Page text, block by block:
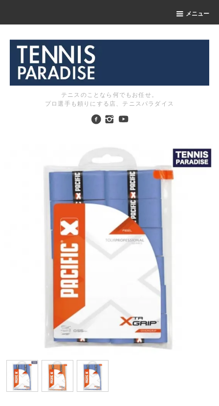
メニュー
テニスのことなら何でもお任せ。
プロ選手も頼りにする店、テニスパラダイス